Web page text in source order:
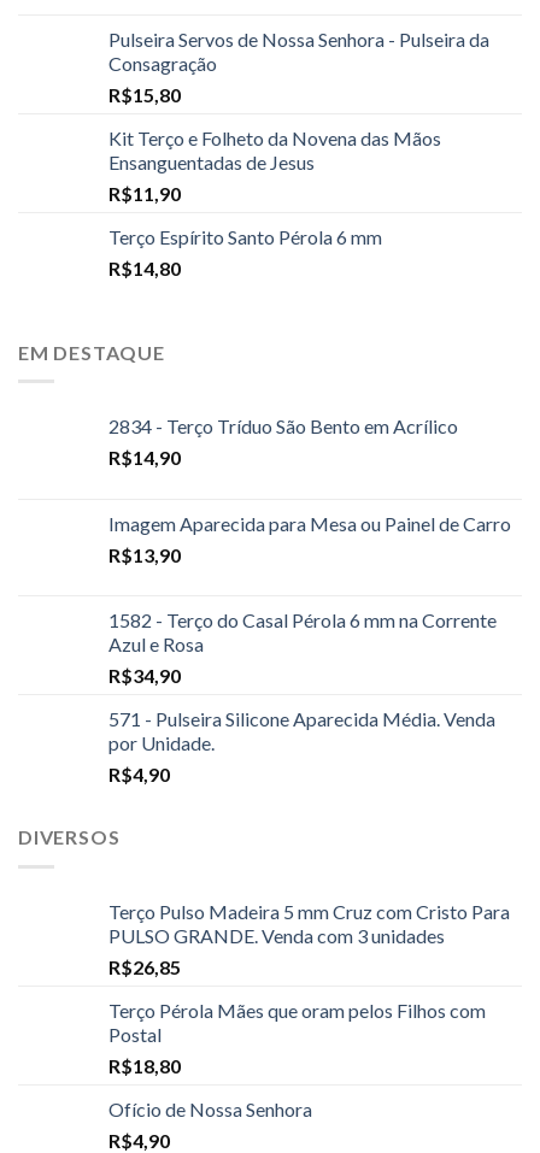
Pulseira Servos de Nossa Senhora - Pulseira da
Consagração
R$15,80
Kit Terço e Folheto da Novena das Mãos
Ensanguentadas de Jesus
R$11,90
Terço Espírito Santo Pérola 6 mm
R$14,80
EM DESTAQUE
2834 - Terço Tríduo São Bento em Acrílico
R$14,90
Imagem Aparecida para Mesa ou Painel de Carro
R$13,90
1582 - Terço do Casal Pérola 6 mm na Corrente
Azul e Rosa
R$34,90
571 - Pulseira Silicone Aparecida Média. Venda
por Unidade.
R$4,90
DIVERSOS
Terço Pulso Madeira 5 mm Cruz com Cristo Para
PULSO GRANDE. Venda com 3 unidades
R$26,85
Terço Pérola Mães que oram pelos Filhos com
Postal
R$18,80
Ofício de Nossa Senhora
R$4,90